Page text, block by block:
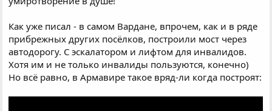
Как уже писал - в самом Вардане, впрочем, как и в ряде
прибрежных других посёлков, построили мост через
автодорогу. С эскалатором и лифтом для инвалидов.
Хотя им и не только инвалиды пользуются, конечно)
Но всё равно, в Армавире такое вряд-ли когда построят: